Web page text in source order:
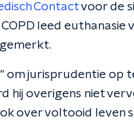
Contactvoor de
leed euthanasie
om jurisprudentie op
hij overigens niet
over voltooid leven